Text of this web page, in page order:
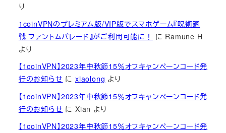
り
1coinVPNのプレミアム版/VIP版でスマホゲーム『呪術廻
戦 ファントムパレード』がご利用可能に！
に Ramune H
より
【1coinVPN】2023年中秋節15％オフキャンペーンコード発
行のお知らせ にxiaolong より
【1coinVPN】2023年中秋節15％オフキャンペーンコード発
行のお知らせ にXian より
【1coinVPN】2023年中秋節15％オフキャンペーンコード発